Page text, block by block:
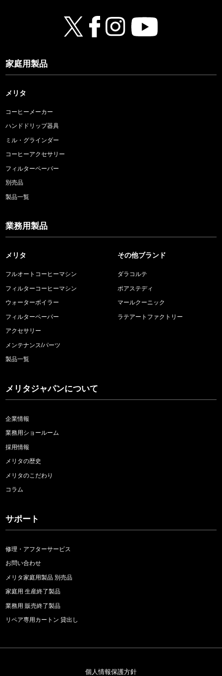
家庭用製品
メリタ
コーヒーメーカー
ハンドドリップ器具
ミル・グラインダー
コーヒーアクセサリー
フィルターペーパー
別売品
製品一覧
業務用製品
メリタ
フルオートコーヒーマシン
フィルターコーヒーマシン
ウォーターボイラー
フィルターペーパー
アクセサリー
メンテナンス/パーツ
製品一覧
その他ブランド
ダラコルテ
ポアステディ
マールクーニック
ラテアートファクトリー
メリタジャパンについて
企業情報
業務用ショールーム
採用情報
メリタの歴史
メリタのこだわり
コラム
サポート
修理・アフターサービス
お問い合わせ
メリタ家庭用製品 別売品
家庭用 生産終了製品
業務用 販売終了製品
リペア専用カートン 貸出し
個人情報保護方針